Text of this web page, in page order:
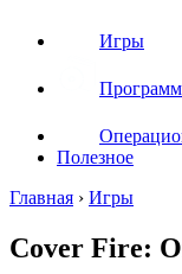
Игры
Полезное
Главная › Игры
Cover Fire: